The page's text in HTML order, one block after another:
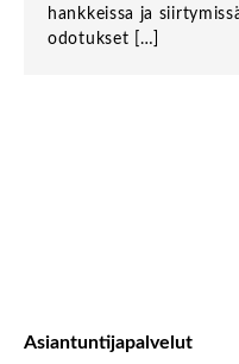
hankkeissa ja
odotukset […]
Asiantuntijapalvelut